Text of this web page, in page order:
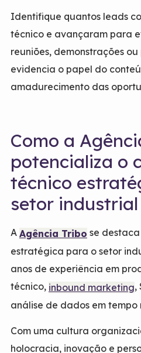
Identifique quantos leads
técnico e avançaram para
reuniões, demonstrações
evidencia o papel do
amadurecimento das
Como a
potencializa o
técnico
setor industrial
A Agência Tribo se
estratégica para o setor
anos de experiência em
técnico, inbound marketing,
análise de dados em tempo
Com uma cultura
holocracia, inovação e